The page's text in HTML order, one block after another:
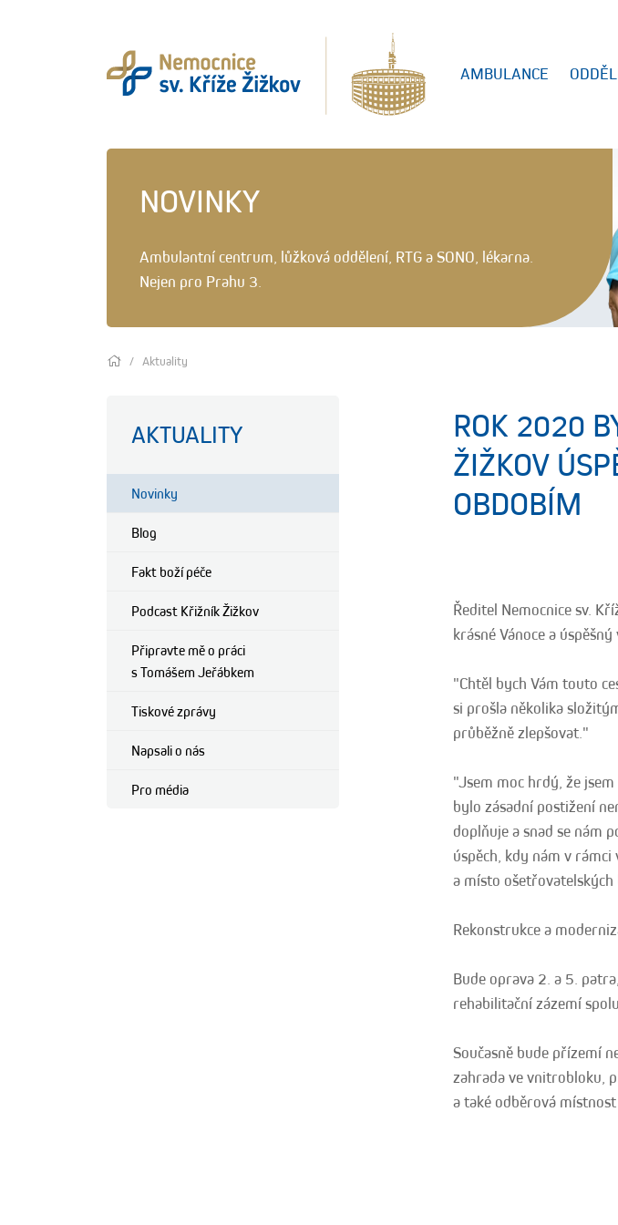
AMBULANCE
NOVINKY
Ambulantní centrum, lůžková oddělení, RTG a SONO, lékarna.
Nejen pro Prahu 3.
Aktuality
AKTUALITY
Novinky
Blog
Fakt boží péče
Podcast Křižník Žižkov
Připravte mě o práci
s Tomášem Jeřábkem
Tiskové zprávy
Napsali o nás
Pro média
ROK 2020
ŽIŽKOV
OBDOBÍM
Ředitel Nemocnice sv.
krásné Vánoce a
"Chtěl bych Vám touto
si prošla několika
průběžně zlepšovat."
"Jsem moc hrdý, že
bylo zásadní postižení
doplňuje a snad se nám
úspěch, kdy nám v
a místo
Rekonstrukce a
Bude oprava 2. a 5.
rehabilitační zázemí
Současně bude přízemí
zahrada ve vnitrobloku,
a také odběrová